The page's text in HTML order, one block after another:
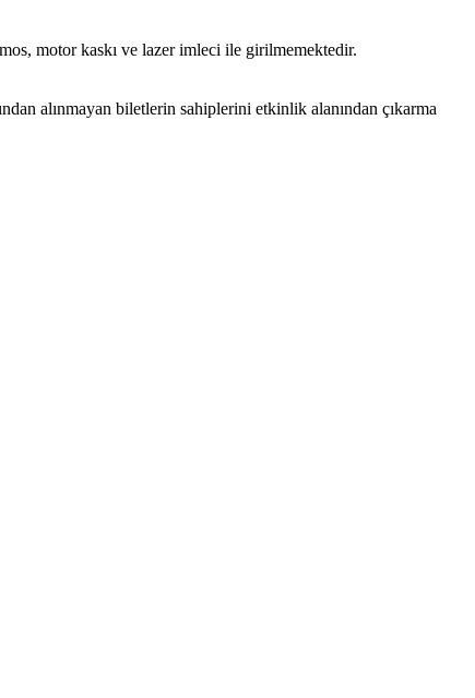
motor kaskı ve lazer imleci ile girilmemektedir.
alınmayan biletlerin sahiplerini etkinlik alanından çıkarma